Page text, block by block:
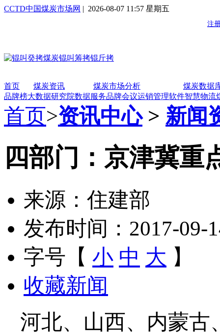
CCTD中国煤炭市场网 | 2026-08-07 11:57 星期五
首页 煤炭资讯 煤炭市场分析
煤炭数据
品牌榜大数据研究院数据服务品牌会议运销管理软件智慧物流
首页>资讯中心> 新闻
四部门：京津冀重
来源：住建部
发布时间：2017-09-
字号【 小 中 大 】
收藏新闻
河北、山西、内蒙古